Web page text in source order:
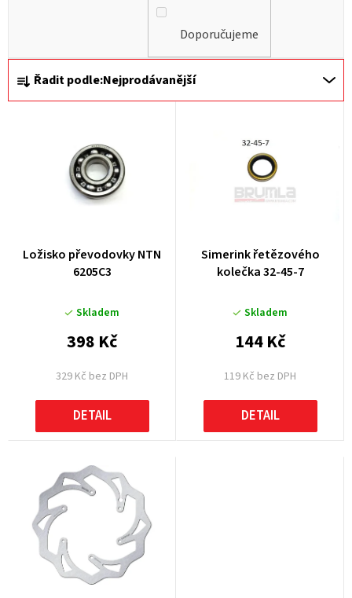
Ř
a
Řadit podle:Nejprodávanější
Doporučujeme
Ložisko převodovky NTN
6205C3
Skladem
329 Kč bez DPH
398 Kč
DETAIL
Simerink řetězového
kolečka 32-45-7
Skladem
119 Kč bez DPH
144 Kč
DETAIL